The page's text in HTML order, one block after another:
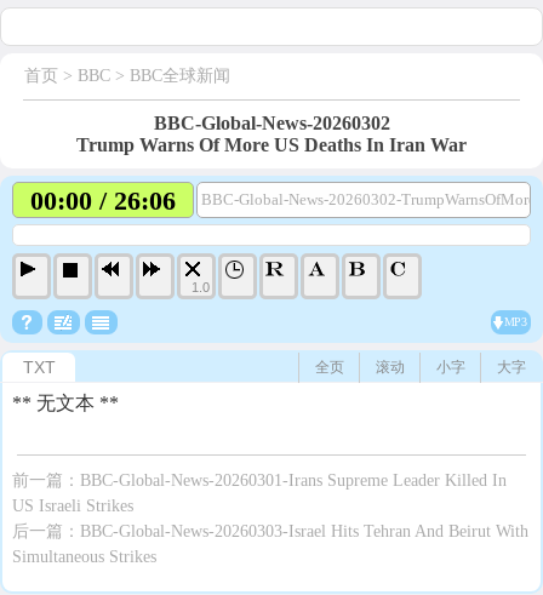
首页 > BBC > BBC全球新闻
BBC-Global-News-20260302
Trump Warns Of More US Deaths In Iran War
00:00 / 26:06 BBC-Global-News-20260302-
1.0
MP3
TXT 大字
小字
滚动
全页
** 无文本 **
前一篇： BBC-Global-News-20260301-Irans Supreme Leader Killed In
US Israeli Strikes
后一篇： BBC-Global-News-20260303-Israel Hits Tehran And Beirut With
Simultaneous Strikes